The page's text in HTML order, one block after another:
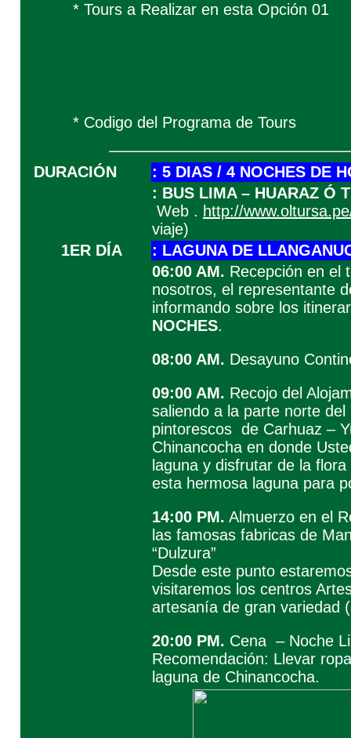
* Tours a Realizar en esta Opción 01
* Codigo del Programa de Tours
DURACIÓN
: 5 DIAS / 4 NOCHES DE
: BUS LIMA – HUARAZ Ó
Web . http://
viaje)
1ER DÍA
: LAGUNA DE
06:00 AM. Recepción en el
nosotros, el representante
informando sobre los
NOCHES.
08:00 AM. Desayuno
09:00 AM. Recojo del
saliendo a la parte norte
pintorescos de Carhuaz –
Chinancocha en donde
laguna y disfrutar de la
esta hermosa laguna para
14:00 PM. Almuerzo en el
las famosas fabricas de
“Dulzura”
Desde este punto
visitaremos los centros
artesanía de gran variedad
20:00 PM. Cena – Noche
Recomendación: Llevar
laguna de Chinancocha.